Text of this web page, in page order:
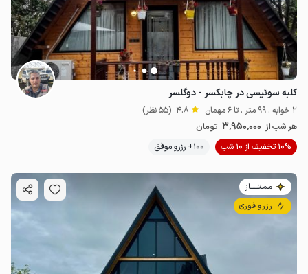
کلبه سوئیسی در چابکسر - دوگلسر
2 خوابه . 99 متر . تا 6 مهمان 4.8 (55 نظر)
هر شب از 3٬950٬000 تومان
10% تخفیف از 10 شب
100+ رزرو موفق
مـمـتــــــاز
رزرو فوری